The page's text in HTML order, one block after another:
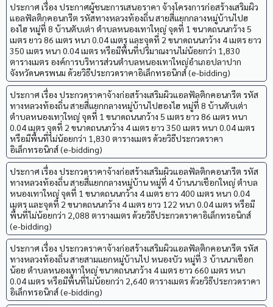
ประกาศ เรื่อง ประกาศผู้ชนะการเสนอราคา จ้างโครงการก่อสร้างเสริมผิว
แอลฟัลติกคอนกรีต รหัสทางหลวงท้องถิ่น สายสี่แยกกลางหมู่บ้านไปฮ
องไฮ หมู่ที่ 8 บ้านตับเต่า ตำบลหนองเทาใหญ่ จุดที่ 1 ขนาดถนนกว้าง 5
เมตร ยาว 86 เมตร หนา 0.04 เมตร และจุดที่ 2 ขนาดถนนกว้าง 4 เมตร ยาว
350 เมตร หนา 0.04 เมตร หรือมีพื้นที่ปริมาณงานไม่น้อยกว่า 1,830
ตารางเมตร องค์การบริหารส่วนตำบลหนองเทาใหญ่อำเภอปลาปาก
จังหวัดนครพนม ด้วยวิธีประกวดราคาอิเล็กทรอนิกส์ (e-bidding)
ประกาศ เรื่อง ประกวดราคาจ้างก่อสร้างเสริมผิวแอลฟัลติกคอนกรีต รหัส
ทางหลวงท้องถิ่น สายสี่แยกกลางหมู่บ้านไปฮองไฮ หมู่ที่ 8 บ้านตับเต่า
ตำบลหนองเทาใหญ่ จุดที่ 1 ขนาดถนนกว้าง 5 เมตร ยาว 86 เมตร หนา
0.04 เมตร จุดที่ 2 ขนาดถนนกว้าง 4 เมตร ยาว 350 เมตร หนา 0.04 เมตร
หรือมีพื้นที่ไม่น้อยกว่า 1,830 ตารางเมตร ด้วยวิธีประกวดราคา
อิเล็กทรอนิกส์ (e-bidding)
ประกาศ เรื่อง ประกวดราคาจ้างก่อสร้างเสริมผิวแอลฟัลติกคอนกรีต รหัส
ทางหลวงท้องถิ่น สายสี่แยกกลางหมู่บ้าน หมู่ที่ 4 บ้านนาเชือกใหญ่ ตำบล
หนองเทาใหญ่ จุดที่ 1 ขนาดถนนกว้าง 4 เมตร ยาว 400 เมตร หนา 0.04
เมตร และจุดที่ 2 ขนาดถนนกว้าง 4 เมตร ยาว 122 หนา 0.04 เมตร หรือมี
พื้นที่ไม่น้อยกว่า 2,088 ตารางเมตร ด้วยวิธีประกวดราคาอิเล็กทรอนิกส์
(e-bidding)
ประกาศ เรื่อง ประกวดราคาจ้างก่อสร้างเสริมผิวแอลฟัลติกคอนกรีต รหัส
ทางหลวงท้องถิ่น สายสามแยกหมู่บ้านไป หนองบัว หมู่ที่ 3 บ้านนาเชือก
น้อย ตำบลหนองเทาใหญ่ ขนาดถนนกว้าง 4 เมตร ยาว 660 เมตร หนา
0.04 เมตร หรือมีพื้นที่ไม่น้อยกว่า 2,640 ตารางเมตร ด้วยวิธีประกวดราคา
อิเล็กทรอนิกส์ (e-bidding)